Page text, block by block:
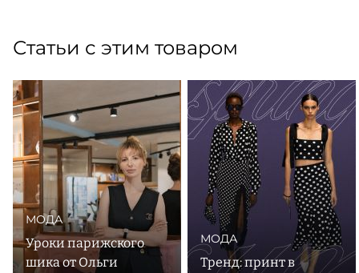
Статьи с этим товаром
МОДА
Уроки парижского
шика от Ольги
МОДА
Тренд: принт в